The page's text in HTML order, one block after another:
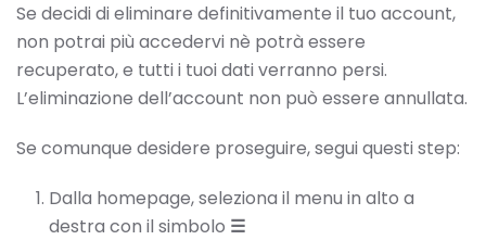
Se decidi di eliminare definitivamente il tuo account,
non potrai più accedervi nè potrà essere
recuperato, e tutti i tuoi dati verranno persi.
L’eliminazione dell’account non può essere annullata.
Se comunque desidere proseguire, segui questi step:
Dalla homepage, seleziona il menu in alto a
destra con il simbolo ☰